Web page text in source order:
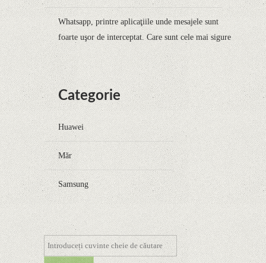
Whatsapp, printre aplicaţiile unde mesajele sunt
foarte uşor de interceptat. Care sunt cele mai sigure
Categorie
Huawei
Măr
Samsung